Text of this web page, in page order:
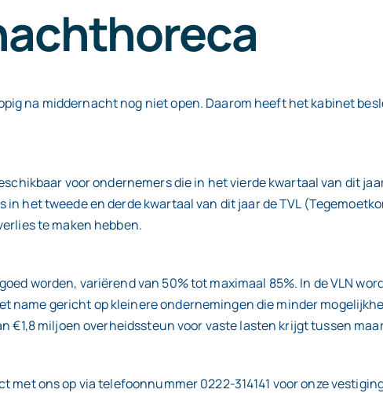
na middernacht nog niet open. Daarom heeft het kabinet
voor ondernemers die in het vierde kwartaal van dit
het tweede en derde kwartaal van dit jaar de TVL
te maken hebben.
worden, variërend van 50% tot maximaal 85%. In de VLN
name gericht op kleinere ondernemingen die minder
€1,8 miljoen overheidssteun voor vaste lasten krijgt tussen
ons op via telefoonnummer 0222-314141 voor onze